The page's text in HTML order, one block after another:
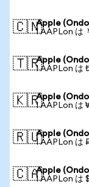
🇨🇳Apple (Ondo
1 AAPLon は
🇹🇷Apple (Ondo
1 AAPLon は
🇰🇷Apple (Ondo
1 AAPLon は
🇷🇺Apple (Ondo
1 AAPLon は
🇨🇦Apple (Ondo
1 AAPLon は